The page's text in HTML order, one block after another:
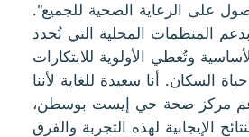
على الرعاية الصحية للجميع".
المنظمات المحلية التي تُحدد
وتُعطي الأولوية للابتكارات
السكان. أنا سعيدة للغاية لأننا
مركز صحة حي إيست بوسطن،
الإيجابية لهذه التجربة والفرق